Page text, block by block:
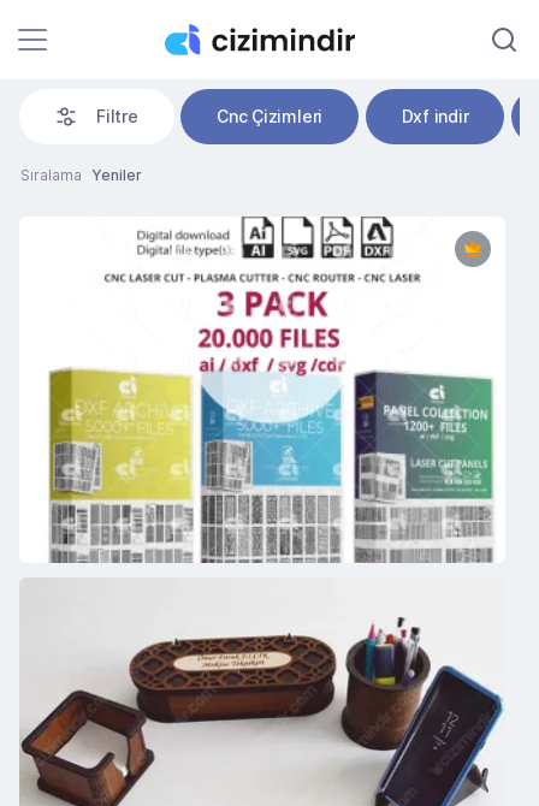
Filtre Cnc Çizimleri Dxf indir
Sıralama Yeniler